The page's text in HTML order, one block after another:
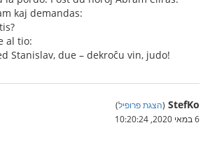
kaj demandas:
al tio:
Stanislav, due – dekroĉu vin, judo!
StefKo
(הצגת פרופיל)
6 במאי 2020, 10:20:24